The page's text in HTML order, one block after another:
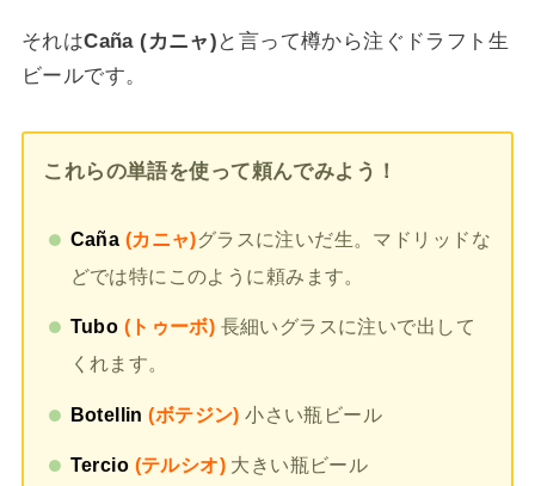
それはCaña (カニャ) と言って樽から注ぐドラフト生
ビールです。
これらの単語を使って頼んでみよう！
Caña (カニャ)グラスに注いだ生。マドリッドな
どでは特にこのように頼みます。
Tubo (トゥーボ) 長細いグラスに注いで出して
くれます。
Botellin (ボテジン) 小さい瓶ビール
Tercio (テルシオ)大きい瓶ビール